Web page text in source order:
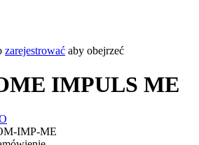
zarejestrować aby obejrzeć
IMPULS ME
IMP-ME